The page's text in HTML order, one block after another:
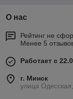
О нас
Рейтинг не
Менее 5
Работает с
г. Минск
улица